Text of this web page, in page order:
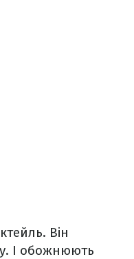
Він
І обожнюють